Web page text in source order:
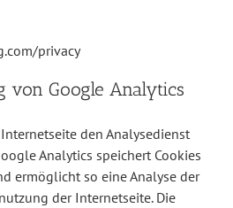
privacy
von Google Analytics
den Analysedienst
Analytics speichert Cookies
ermöglicht so eine Analyse der
der Internetseite. Die